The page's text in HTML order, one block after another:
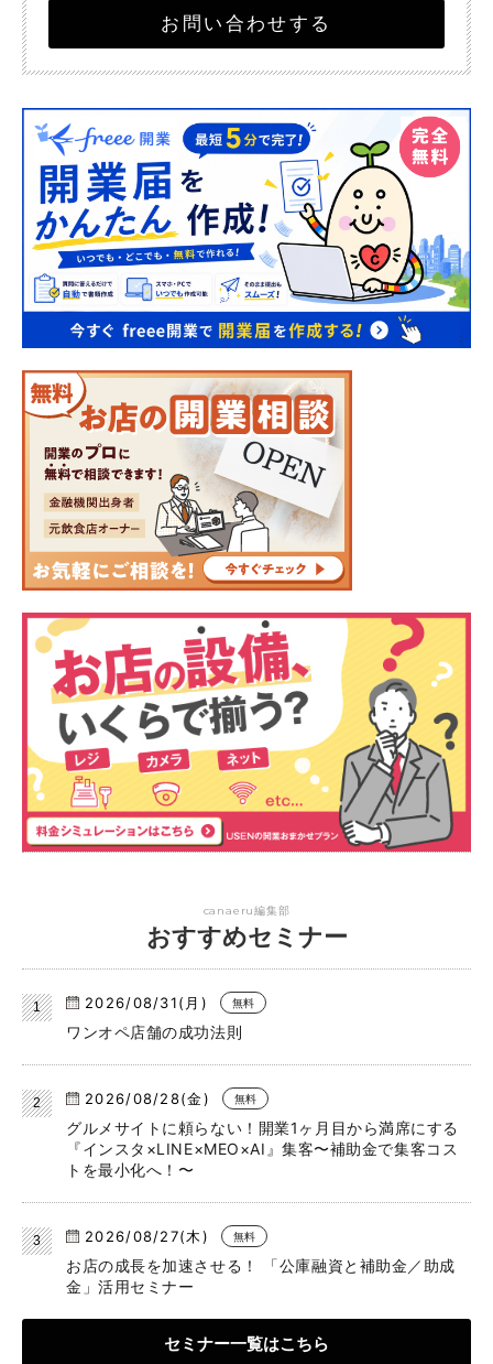
お問い合わせする
canaeru編集部
おすすめセミナー
2026/08/31(月) 無料
ワンオペ店舗の成功法則
2026/08/28(金) 無料
グルメサイトに頼らない！開業1ヶ月目から満席にする
『インスタ×LINE×MEO×AI』集客〜補助金で集客コス
トを最小化へ！〜
2026/08/27(木) 無料
お店の成長を加速させる！ 「公庫融資と補助金／助成
金」活用セミナー
セミナー一覧はこちら